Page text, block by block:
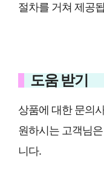
절차를 거쳐 제공
도움 받기
상품에 대한 문의
원하시는 고객님
니다.